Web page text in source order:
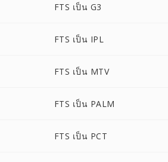
FTS เป็น G3
FTS เป็น IPL
FTS เป็น MTV
FTS เป็น PALM
FTS เป็น PCT